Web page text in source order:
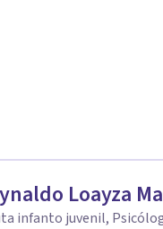
Loayza
infanto juvenil,